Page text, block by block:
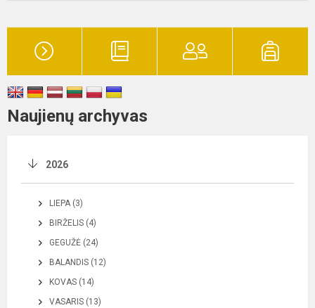
Naujienų archyvas
2026
LIEPA (3)
BIRŽELIS (4)
GEGUŽĖ (24)
BALANDIS (12)
KOVAS (14)
VASARIS (13)